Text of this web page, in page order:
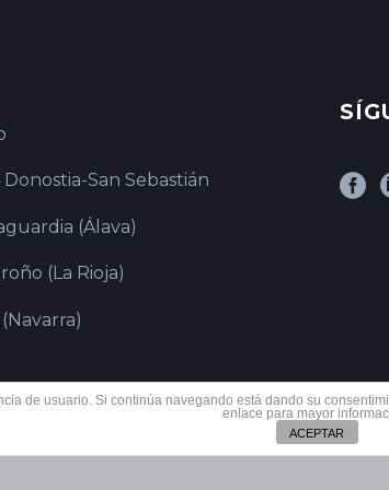
San Sebastián
(Álava)
(La Rioja)
de usuario. Si continúa navegando está dando su
enlace para mayor
ACEPTAR